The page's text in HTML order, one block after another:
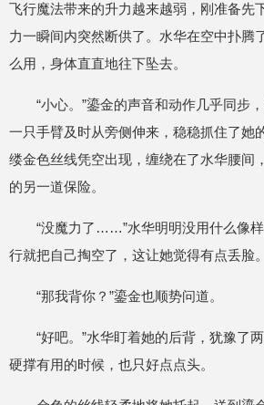
飞行魔法带来的升力越来越弱，刚准备先
力一瞬间内突然断供了。水华在空中扑腾
么用，身体直直地往下坠去。
“小心。”鎏金的声音和动作几乎同步
一只手臂及时从旁侧伸来，稳稳抓住了她
缕金色丝线凭空出现，缠绕在了水华腰间
的另一道保险。
“没魔力了……”水华明明没用什么像
行就把自己掏空了，这让她觉得有点丢脸。
“那我背你？”鎏金也顺势问道。
“好吧。”水华盯着她的后背，犹豫了
硬撑有用的时候，也只好点点头。